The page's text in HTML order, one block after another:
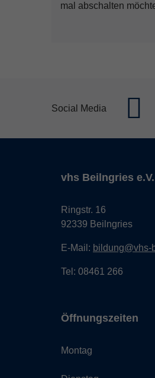
mal abschalten
Social Media
vhs Beilngries e.V.
Ringstr. 16
92339 Beilngries
E-Mail: bildung@vhs-
Tel: 08461 266
Öffnungszeiten
Montag